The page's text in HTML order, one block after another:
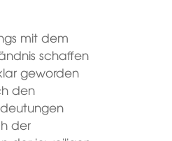
mit dem
schaffen
geworden
den
der